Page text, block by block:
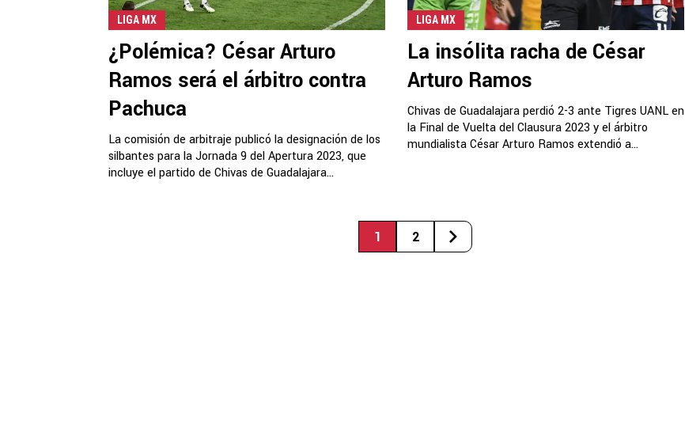
LIGA MX
¿Polémica? César Arturo
Ramos será el árbitro contra
Pachuca
La comisión de arbitraje publicó la designación de los
silbantes para la Jornada 9 del Apertura 2023, que
incluye el partido de Chivas de Guadalajara...
LIGA MX
La insólita racha de César
Arturo Ramos
Chivas de Guadalajara perdió 2-3 ante Tigres UANL en
la Final de Vuelta del Clausura 2023 y el árbitro
mundialista César Arturo Ramos extendió a...
1 2